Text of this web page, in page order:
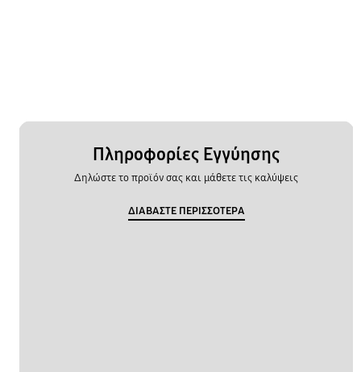
Πληροφορίες Εγγύησης
Δηλώστε το προϊόν σας και μάθετε τις καλύψεις
ΔΙΑΒΑΣΤΕ ΠΕΡΙΣΣΟΤΕΡΑ